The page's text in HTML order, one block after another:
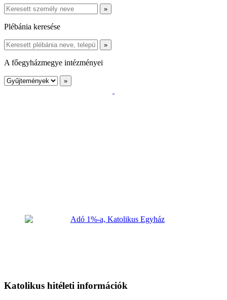
Plébánia keresése
A főegyházmegye intézményei
Katolikus hitéleti információk